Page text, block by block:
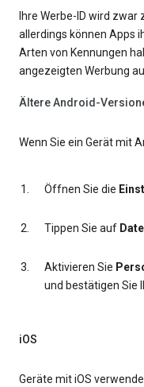
Ihre Werbe-ID wird
allerdings können Apps
Arten von Kennungen
angezeigten Werbung
Ältere Android-
Wenn Sie ein Gerät mit
Öffnen Sie die
Tippen Sie auf
Aktivieren Sie
und bestätigen Sie
iOS
Geräte mit iOS